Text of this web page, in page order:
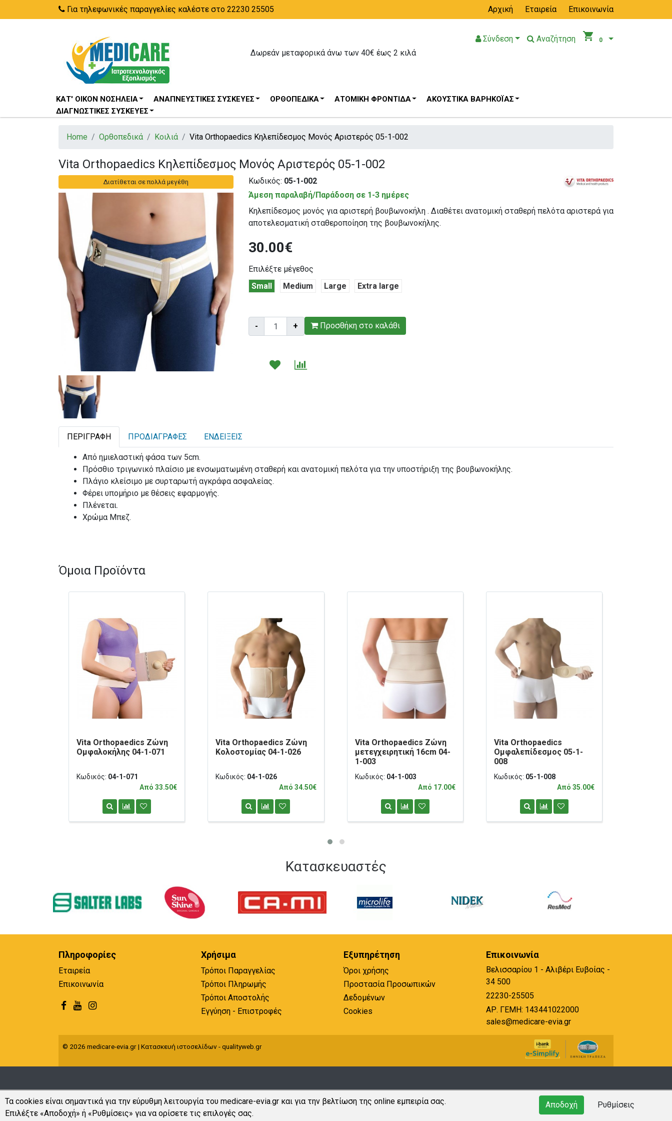
Για τηλεφωνικές παραγγελίες καλέστε στο 22230 25505 Αρχική Εταιρεία Επικοινωνία
Σύνδεση Αναζήτηση shopping_cart 0
Δωρεάν μεταφορικά άνω των 40€ έως 2 κιλά
ΚΑΤ' ΟΊΚΟΝ ΝΟΣΗΛΕΊΑ ΑΝΑΠΝΕΥΣΤΙΚΈΣ ΣΥΣΚΕΥΈΣ ΟΡΘΟΠΕΔΙΚΆ ΑΤΟΜΙΚΉ ΦΡΟΝΤΊΔΑ
ΑΚΟΥΣΤΙΚΆ ΒΑΡΗΚΟΪ́ΑΣ
ΔΙΑΓΝΩΣΤΙΚΈΣ ΣΥΣΚΕΥΈΣ
Home Ορθοπεδικά Κοιλιά Vita Orthopaedics Κηλεπίδεσμος Μονός Αριστερός 05-1-002
Vita Orthopaedics Κηλεπίδεσμος Μονός Αριστερός 05-1-002
Διατίθεται σε πολλά μεγέθη Κωδικός: 05-1-002
Άμεση παραλαβή/Παράδοση σε 1-3 ημέρες
Κηλεπίδεσμος μονός για αριστερή βουβωνοκήλη . Διαθέτει ανατομική σταθερή πελότα αριστερά για
αποτελεσματική σταθεροποίηση της βουβωνοκήλης.
30.00€
Επιλέξτε μέγεθος
Small
Medium Large Extra large
Τεμάχια:
- + Προσθήκη στο καλάθι
ΠΕΡΙΓΡΑΦΉ ΠΡΟΔΙΑΓΡΑΦΈΣ ΕΝΔΕΊΞΕΙΣ
Από ημιελαστική φάσα των 5cm.
Πρόσθιο τριγωνικό πλαίσιο με ενσωματωμένη σταθερή και ανατομική πελότα για την υποστήριξη της βουβωνοκήλης.
Πλάγιο κλείσιμο με συρταρωτή αγκράφα ασφαλείας.
Φέρει υπομήριο με θέσεις εφαρμογής.
Πλένεται.
Χρώμα Μπεζ.
Όμοια Προϊόντα
Vita Orthopaedics Ζώνη
Ομφαλοκήλης 04-1-071
Κωδικός: 04-1-071
Από 33.50€
Vita Orthopaedics Ζώνη
Κολοστομίας 04-1-026
Κωδικός: 04-1-026
Από 34.50€
Vita Orthopaedics Ζώνη
μετεγχειρητική 16cm 04-
1-003
Κωδικός: 04-1-003
Από 17.00€
Vita Orthopaedics
Ομφαλεπίδεσμος 05-1-
008
Κωδικός: 05-1-008
Από 35.00€
Κατασκευαστές
Πληροφορίες
Εταιρεία
Επικοινωνία
Χρήσιμα
Τρόποι Παραγγελίας
Τρόποι Πληρωμής
Τρόποι Αποστολής
Εγγύηση - Επιστροφές
Εξυπηρέτηση
Όροι χρήσης
Προστασία Προσωπικών
Δεδομένων
Cookies
Επικοινωνία
Βελισσαρίου 1 - Αλιβέρι Ευβοίας -
34 500
22230-25505
ΑΡ. ΓΕΜΗ: 143441022000
sales@medicare-evia.gr
© 2026 medicare-evia.gr | Κατασκευή ιστοσελίδων - qualityweb.gr
Τα cookies είναι σημαντικά για την εύρυθμη λειτουργία του medicare-evia.gr και για την βελτίωση της online εμπειρία σας.
Επιλέξτε «Αποδοχή» ή «Ρυθμίσεις» για να ορίσετε τις επιλογές σας.
Αποδοχή Ρυθμίσεις